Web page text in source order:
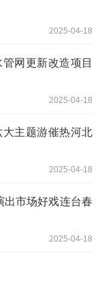
2025-04-18
网更新改造项目
2025-04-18
主题游催热河北
2025-04-18
市场好戏连台春
2025-04-18